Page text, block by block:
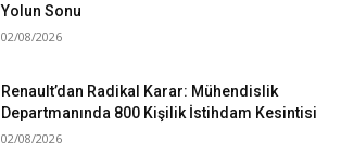
Yolun Sonu
02/08/2026
Renault’dan Radikal Karar: Mühendislik
Departmanında 800 Kişilik İstihdam Kesintisi
02/08/2026